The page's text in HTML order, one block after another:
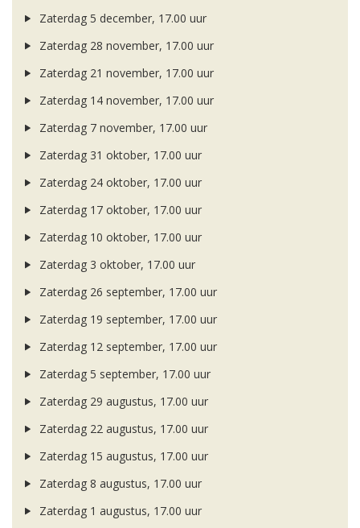
Zaterdag 5 december, 17.00 uur
Zaterdag 28 november, 17.00 uur
Zaterdag 21 november, 17.00 uur
Zaterdag 14 november, 17.00 uur
Zaterdag 7 november, 17.00 uur
Zaterdag 31 oktober, 17.00 uur
Zaterdag 24 oktober, 17.00 uur
Zaterdag 17 oktober, 17.00 uur
Zaterdag 10 oktober, 17.00 uur
Zaterdag 3 oktober, 17.00 uur
Zaterdag 26 september, 17.00 uur
Zaterdag 19 september, 17.00 uur
Zaterdag 12 september, 17.00 uur
Zaterdag 5 september, 17.00 uur
Zaterdag 29 augustus, 17.00 uur
Zaterdag 22 augustus, 17.00 uur
Zaterdag 15 augustus, 17.00 uur
Zaterdag 8 augustus, 17.00 uur
Zaterdag 1 augustus, 17.00 uur